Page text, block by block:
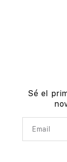
Sé el
Email